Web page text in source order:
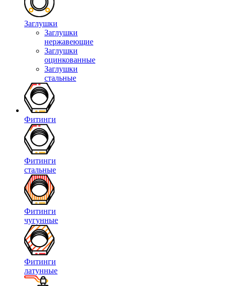
Заглушки
Заглушки
нержавеющие
Заглушки
оцинкованные
Заглушки
стальные
Фитинги
Фитинги
стальные
Фитинги
чугунные
Фитинги
латунные